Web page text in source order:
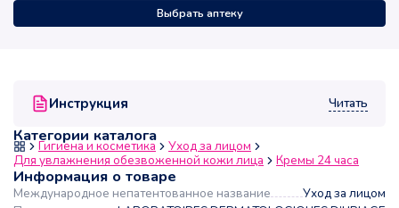
Инструкция Читать
Категории каталога
Гигиена и косметика
Уход за лицом
Для увлажнения обезвоженной кожи лица
Кремы 24 часа
Информация о товаре
Международное непатентованное название
Уход за лицом
Выбрать аптеку